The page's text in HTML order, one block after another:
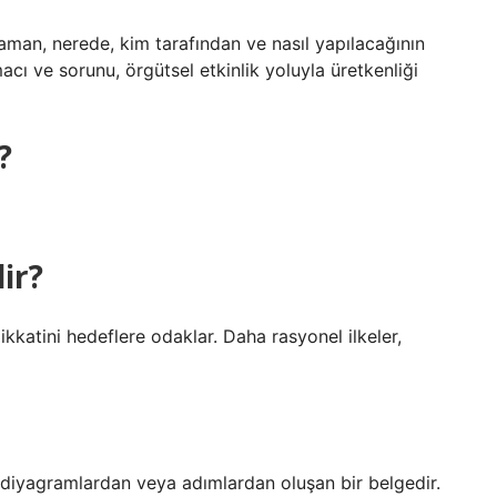
nerede, kim tarafından ve nasıl yapılacağının
ve sorunu, örgütsel etkinlik yoluyla üretkenliği
hedeflere odaklar. Daha rasyonel ilkeler,
veya adımlardan oluşan bir belgedir.